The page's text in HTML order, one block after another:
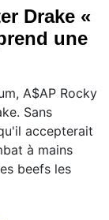
Drake «
une
A$AP Rocky
Sans
accepterait
à mains
beefs les